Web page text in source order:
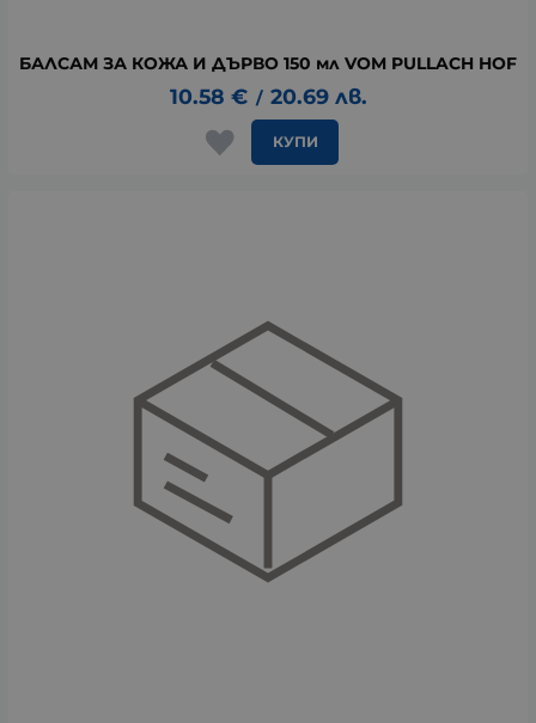
БАЛСАМ ЗА КОЖА И ДЪРВО 150 мл VOM PULLACH HOF
10.58 € / 20.69 лв.
КУПИ